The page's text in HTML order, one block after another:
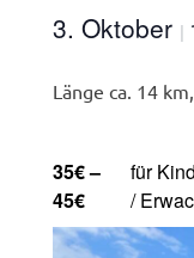
3. Oktober |
Länge ca. 14
35€ –
45€
für
/